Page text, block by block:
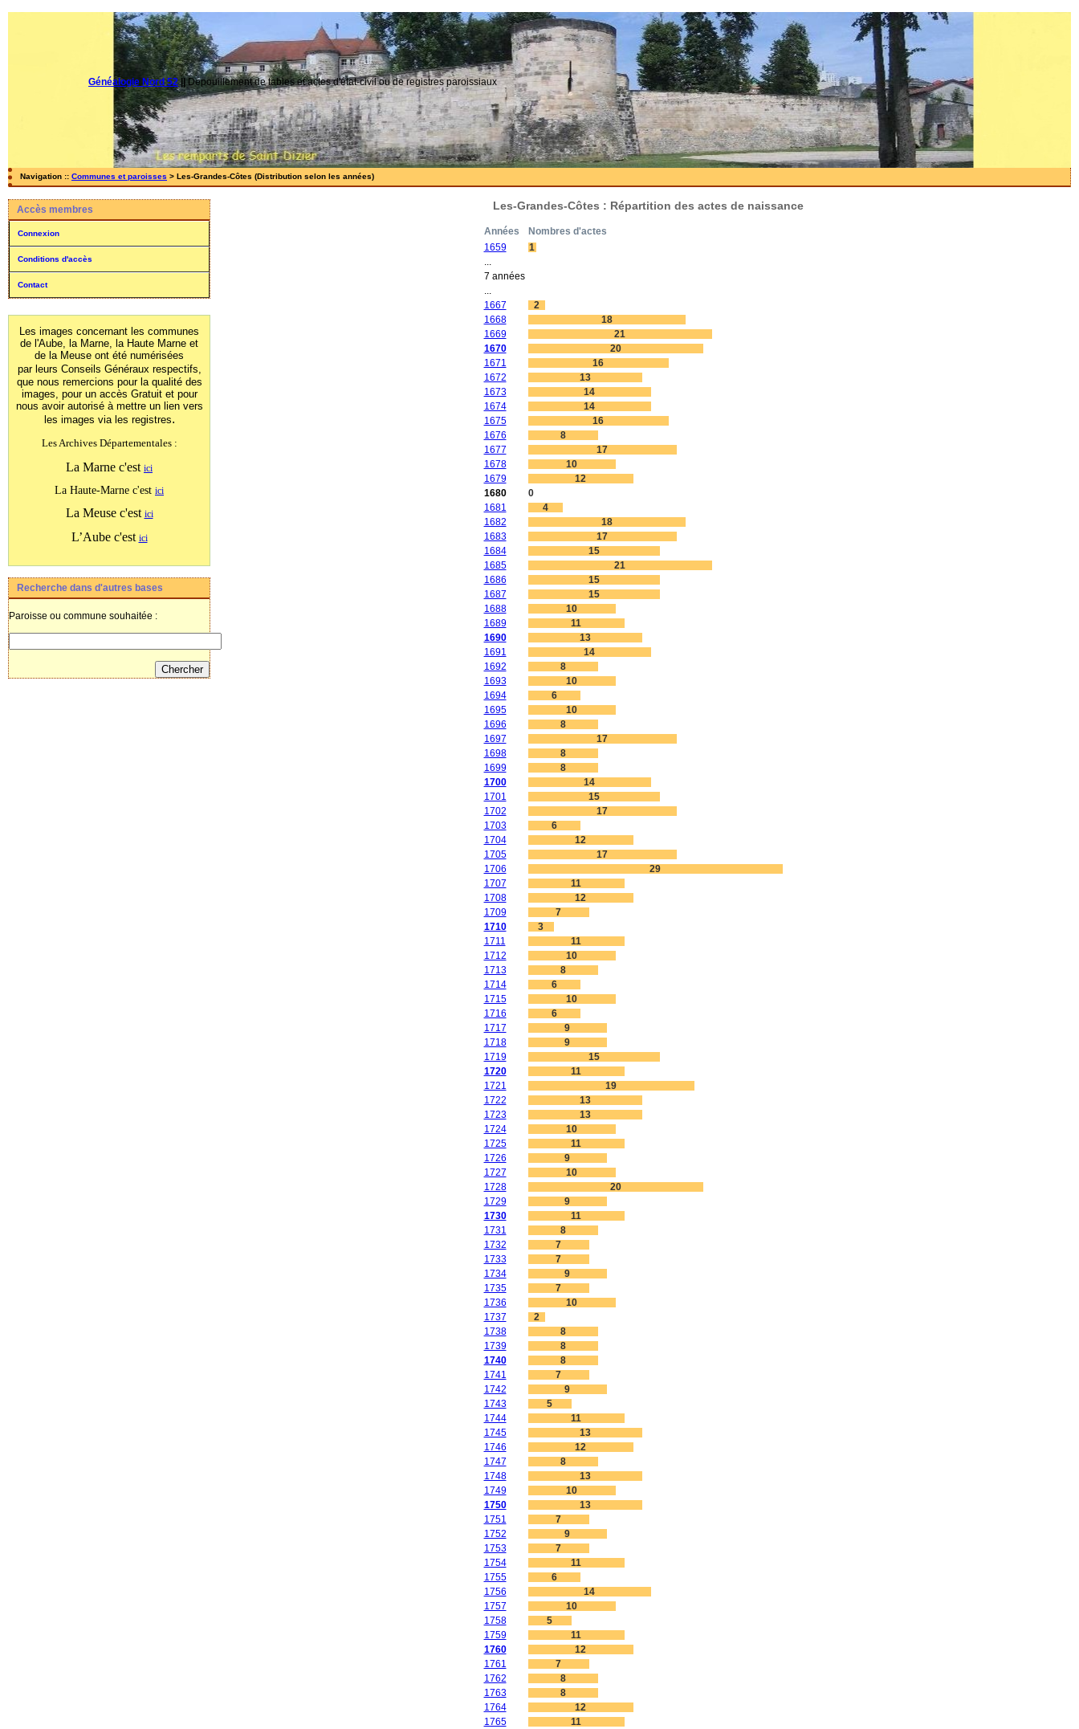
Généalogie Nord 52|| Dépouillement de tables et actes d'état-civil ou de registres paroissiaux
Navigation :: Communes et paroisses > Les-Grandes-Côtes (Distribution selon les années)
Accès membres
Connexion
Conditions d'accès
Contact
Les images concernant les communes
de l'Aube, la Marne, la Haute Marne et
de la Meuse ont été numérisées
par leurs Conseils Généraux respectifs,
que nous remercions pour la qualité des
images, pour un accès Gratuit et pour
nous avoir autorisé à mettre un lien vers
les images via les registres.
Les Archives Départementales :
La Marne c'est ici
La Haute-Marne c'est ici
La Meuse c'est ici
L’Aube c'est ici
Recherche dans d'autres bases
Paroisse ou commune souhaitée :
Les-Grandes-Côtes : Répartition des actes de naissance
Années
Nombres d'actes
1659
1
7 années
1667
2
1668
18
1669
21
1670
20
1671
16
1672
13
1673
14
1674
14
1675
16
1676
8
1677
17
1678
10
1679
12
1680
0
1681
4
1682
18
1683
17
1684
15
1685
21
1686
15
1687
15
1688
10
1689
11
1690
13
1691
14
1692
8
1693
10
1694
6
1695
10
1696
8
1697
17
1698
8
1699
8
1700
14
1701
15
1702
17
1703
6
1704
12
1705
17
1706
29
1707
11
1708
12
1709
7
1710
3
1711
11
1712
10
1713
8
1714
6
1715
10
1716
6
1717
9
1718
9
1719
15
1720
11
1721
19
1722
13
1723
13
1724
10
1725
11
1726
9
1727
10
1728
20
1729
9
1730
11
1731
8
1732
7
1733
7
1734
9
1735
7
1736
10
1737
2
1738
8
1739
8
1740
8
1741
7
1742
9
1743
5
1744
11
1745
13
1746
12
1747
8
1748
13
1749
10
1750
13
1751
7
1752
9
1753
7
1754
11
1755
6
1756
14
1757
10
1758
5
1759
11
1760
12
1761
7
1762
8
1763
8
1764
12
1765
11